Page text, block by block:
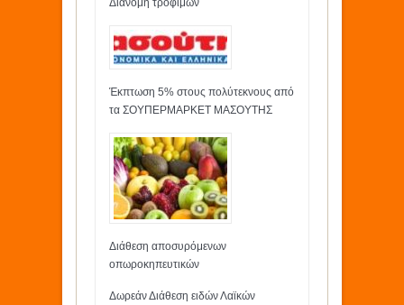
Διανομή τροφίμων
Έκπτωση 5% στους πολύτεκνους από
τα ΣΟΥΠΕΡΜΑΡΚΕΤ ΜΑΣΟΥΤΗΣ
Διάθεση αποσυρόμενων
οπωροκηπευτικών
Δωρεάν Διάθεση ειδών Λαϊκών